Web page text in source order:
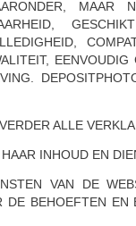
MAAR
ALLE
INHOUD EN
VAN DE
DE BEHOEFTEN